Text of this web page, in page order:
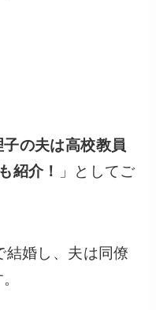
の夫は高校教員
紹介！
」としてご
結婚し、夫は同僚